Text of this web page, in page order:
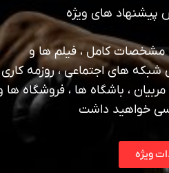
پیشنهاد های ویژه
مشخصات کامل ، فیلم ها و
شبکه های اجتماعی ، روزمه کاری
، باشگاه ها ، فروشگاه ها
خواهید داشت
ویژه